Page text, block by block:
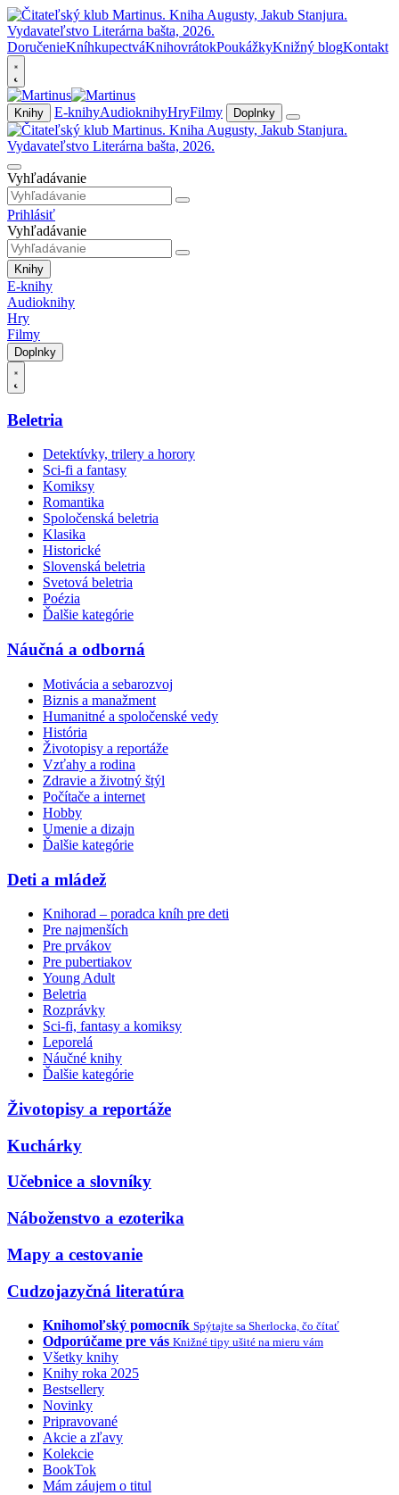
DoručenieKníhkupectváKnihovrátokPoukážkyKnižný blogKontakt
Knihy E-knihyAudioknihyHryFilmy Doplnky
Vyhľadávanie
Prihlásiť
Vyhľadávanie
Knihy
E-knihy
Audioknihy
Hry
Filmy
Doplnky
Beletria
Detektívky, trilery a horory
Sci-fi a fantasy
Komiksy
Romantika
Spoločenská beletria
Klasika
Historické
Slovenská beletria
Svetová beletria
Poézia
Ďalšie kategórie
Náučná a odborná
Motivácia a sebarozvoj
Biznis a manažment
Humanitné a spoločenské vedy
História
Životopisy a reportáže
Vzťahy a rodina
Zdravie a životný štýl
Počítače a internet
Hobby
Umenie a dizajn
Ďalšie kategórie
Deti a mládež
Knihorad – poradca kníh pre deti
Pre najmenších
Pre prvákov
Pre pubertiakov
Young Adult
Beletria
Rozprávky
Sci-fi, fantasy a komiksy
Leporelá
Náučné knihy
Ďalšie kategórie
Životopisy a reportáže
Kuchárky
Učebnice a slovníky
Náboženstvo a ezoterika
Mapy a cestovanie
Cudzojazyčná literatúra
Knihomoľský pomocník Spýtajte sa Sherlocka, čo čítať
Odporúčame pre vás Knižné tipy ušité na mieru vám
Všetky knihy
Knihy roka 2025
Bestsellery
Novinky
Pripravované
Akcie a zľavy
Kolekcie
BookTok
Mám záujem o titul